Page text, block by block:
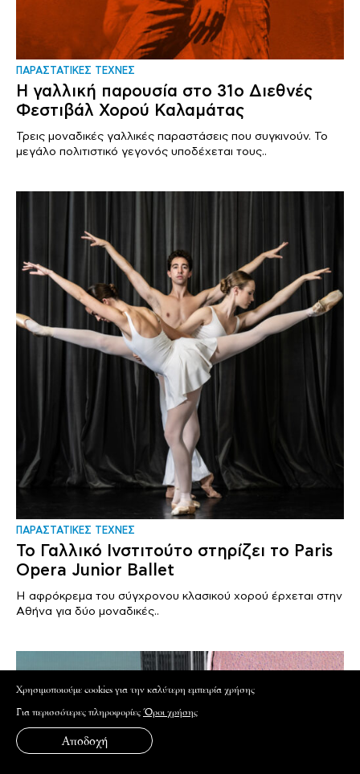
ΠΑΡΑΣΤΑΤΙΚΕΣ ΤΕΧΝΕΣ
Η γαλλική παρουσία στο 31ο Διεθνές
Φεστιβάλ Χορού Καλαμάτας
Τρεις μοναδικές γαλλικές παραστάσεις που συγκινούν. Το
μεγάλο πολιτιστικό γεγονός υποδέχεται τους..
ΠΑΡΑΣΤΑΤΙΚΕΣ ΤΕΧΝΕΣ
Το Γαλλικό Ινστιτούτο στηρίζει το Paris
Opera Junior Ballet
H αφρόκρεμα του σύγχρονου κλασικού χορού έρχεται στην
Αθήνα για δύο μοναδικές..
Xρησιμοποιούμε cookies για την καλύτερη εμπειρία χρήσης
Για περισσότερες πληροφορίεςΌροι χρήσης
Αποδοχή